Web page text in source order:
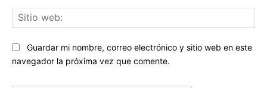
Guardar mi nombre, correo electrónico y sitio web en este
navegador la próxima vez que comente.